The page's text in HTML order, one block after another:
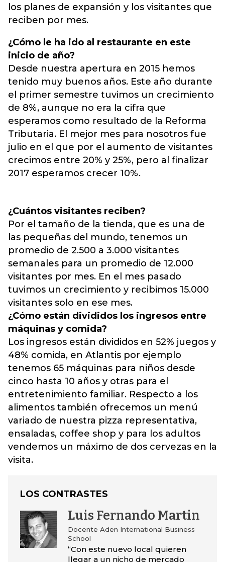
los planes de expansión y los visitantes que
reciben por mes.
¿Cómo le ha ido al restaurante en este
inicio de año?
Desde nuestra apertura en 2015 hemos
tenido muy buenos años. Este año durante
el primer semestre tuvimos un crecimiento
de 8%, aunque no era la cifra que
esperamos como resultado de la Reforma
Tributaria. El mejor mes para nosotros fue
julio en el que por el aumento de visitantes
crecimos entre 20% y 25%, pero al finalizar
2017 esperamos crecer 10%.
¿Cuántos visitantes reciben?
Por el tamaño de la tienda, que es una de
las pequeñas del mundo, tenemos un
promedio de 2.500 a 3.000 visitantes
semanales para un promedio de 12.000
visitantes por mes. En el mes pasado
tuvimos un crecimiento y recibimos 15.000
visitantes solo en ese mes.
¿Cómo están divididos los ingresos entre
máquinas y comida?
Los ingresos están divididos en 52% juegos y
48% comida, en Atlantis por ejemplo
tenemos 65 máquinas para niños desde
cinco hasta 10 años y otras para el
entretenimiento familiar. Respecto a los
alimentos también ofrecemos un menú
variado de nuestra pizza representativa,
ensaladas, coffee shop y para los adultos
vendemos un máximo de dos cervezas en la
visita.
LOS CONTRASTES
Luis Fernando Martin
Docente Aden International Business
School
“Con este nuevo local quieren
llegar a un nicho de mercado